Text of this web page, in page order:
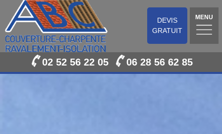
DEVIS
GRATUIT
MENU
02 52 56 22 05 06 28 56 62 85